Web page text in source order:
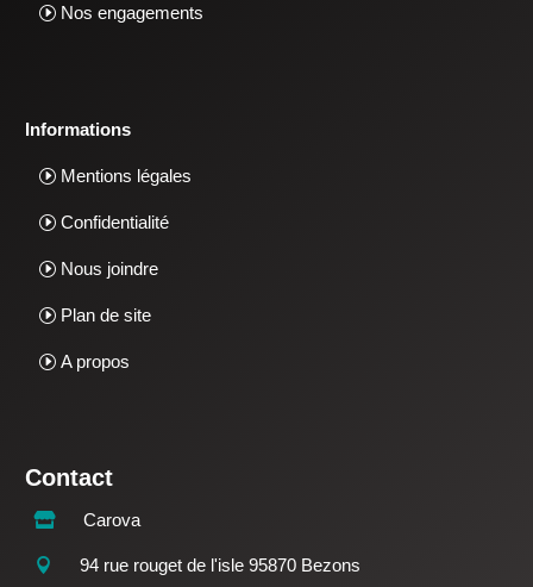
Nos engagements
Informations
Mentions légales
Confidentialité
Nous joindre
Plan de site
A propos
Contact
 Carova
 94 rue rouget de l'isle 95870 Bezons